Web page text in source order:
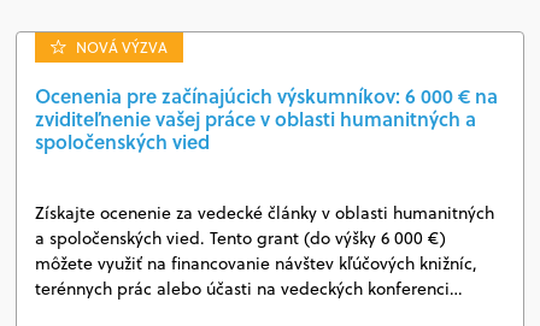
NOVÁ VÝZVA
Ocenenia pre začínajúcich výskumníkov: 6 000 € na
zviditeľnenie vašej práce v oblasti humanitných a
spoločenských vied
Získajte ocenenie za vedecké články v oblasti humanitných
a spoločenských vied. Tento grant (do výšky 6 000 €)
môžete využiť na financovanie návštev kľúčových knižníc,
terénnych prác alebo účasti na vedeckých konferenci…